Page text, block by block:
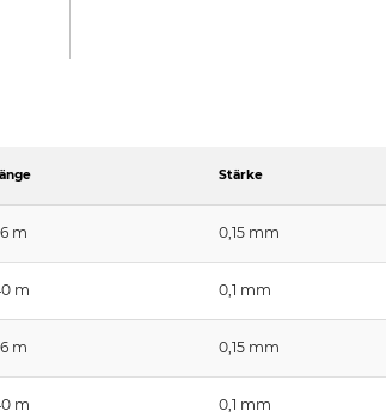
Stärke
m 0,15 mm
m 0,1 mm
m 0,15 mm
m 0,1 mm